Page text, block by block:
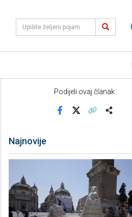
Podijeli ovaj članak
Najnovije